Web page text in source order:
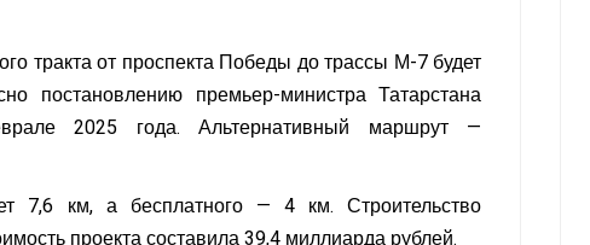
тракта от проспекта Победы до трассы М-7 будет
постановлению премьер-министра Татарстана
2025 года. Альтернативный маршрут —
7,6 км, а бесплатного — 4 км. Строительство